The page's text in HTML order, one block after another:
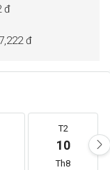
đ
đ
T2
10
Th8